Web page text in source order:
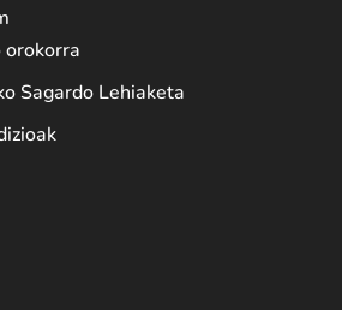
orokorra
Sagardo Lehiaketa